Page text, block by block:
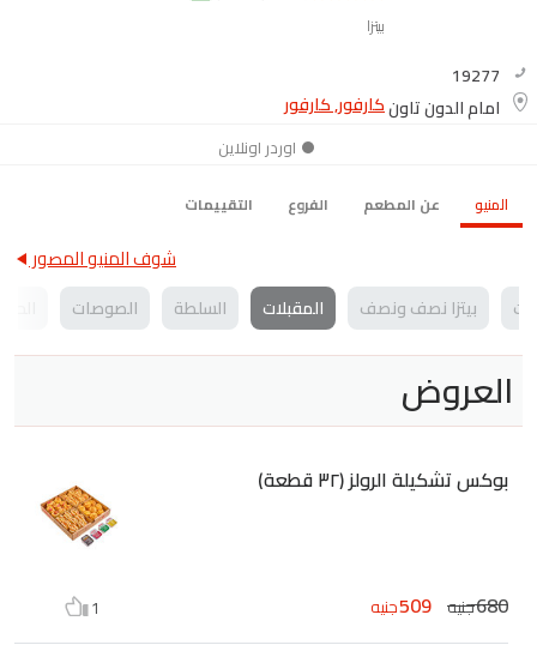
بيتزا
19277
امام الدون تاونكارفور, كارفور
اوردر اونلاين
المنيو عن المطعم الفروع التقييمات
شوف المنيو المصور
بيتزا نصف ونصف المقبلات السلطة الصوصات
العروض
بوكس تشكيلة الرولز (٣٢ قطعة)
680جنيه 509جنيه 1